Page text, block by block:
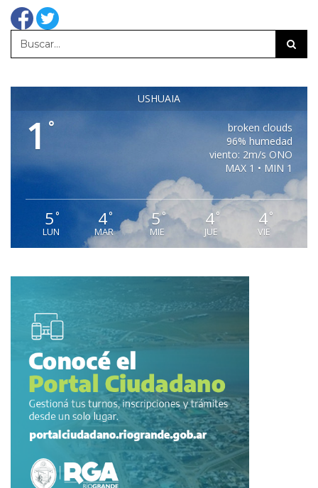
USHUAIA
1 °
broken clouds
96% humedad
viento: 2m/s ONO
MAX 1 • MIN 1
5°
LUN
4°
MAR
5°
MIE
4°
JUE
4°
VIE